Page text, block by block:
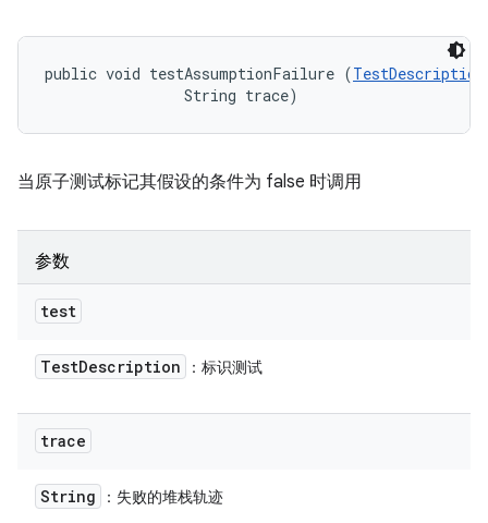
public void testAssumptionFailure (TestDescription
                String trace)
当原子测试标记其假设的条件为 false 时调用
参数
test
TestDescription ：标识测试
trace
String ：失败的堆栈轨迹